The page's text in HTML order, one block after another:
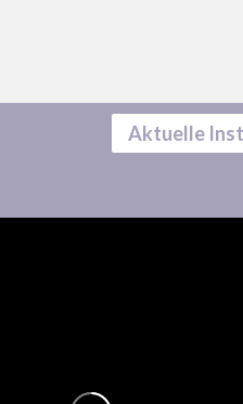
Aktuelle